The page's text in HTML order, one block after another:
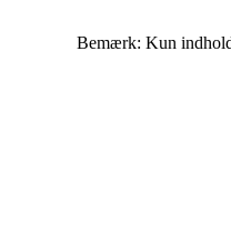
Bemærk: Kun indhold